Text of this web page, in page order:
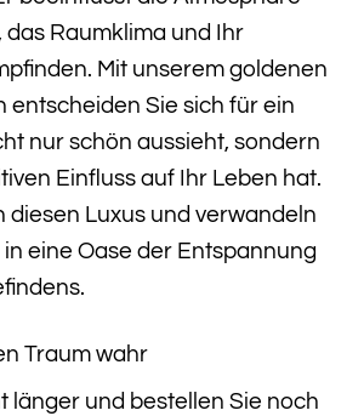
das Raumklima und Ihr
Mit unserem goldenen
entscheiden Sie sich für ein
nur schön aussieht, sondern
Einfluss auf Ihr Leben hat.
diesen Luxus und verwandeln
eine Oase der Entspannung
Traum wahr
länger und bestellen Sie noch